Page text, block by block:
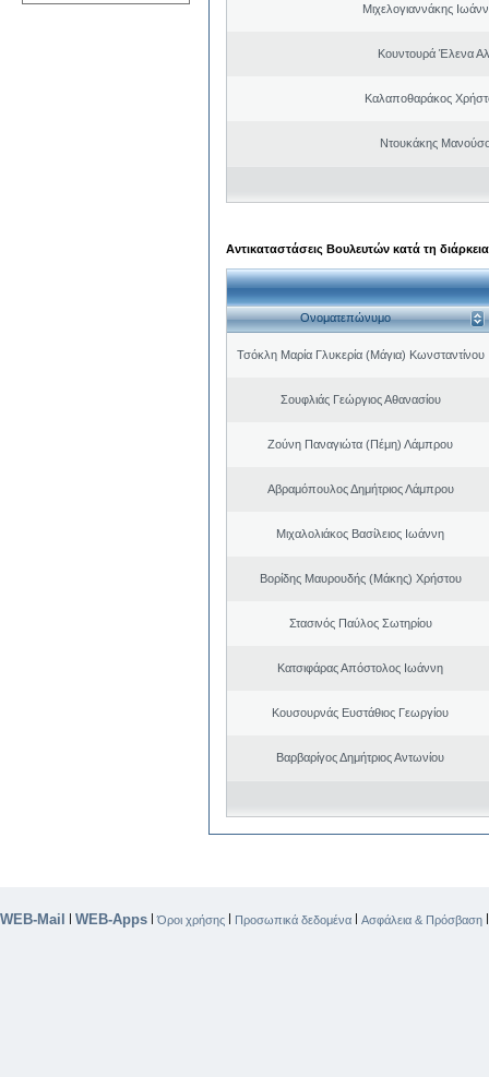
Μιχελογιαννάκης
Κουντουρά Έλενα
Καλαποθαράκος
Ντουκάκης
Αντικαταστάσεις Βουλευτών κατά τη
Ονοματεπώνυμο
Τσόκλη Μαρία Γλυκερία (Μάγια) Κωνσταντίνου
Σουφλιάς Γεώργιος Αθανασίου
Ζούνη Παναγιώτα (Πέμη) Λάμπρου
Αβραμόπουλος Δημήτριος Λάμπρου
Μιχαλολιάκος Βασίλειος Ιωάννη
Βορίδης Μαυρουδής (Μάκης) Χρήστου
Στασινός Παύλος Σωτηρίου
Κατσιφάρας Απόστολος Ιωάννη
Κουσουρνάς Ευστάθιος Γεωργίου
Βαρβαρίγος Δημήτριος Αντωνίου
WEB-Mail | WEB-Apps |Όροι χρήσης | Προσωπικά δεδομένα | Ασφάλεια & Πρόσβαση